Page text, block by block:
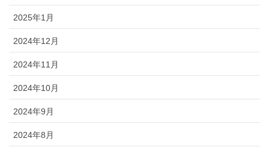
2025年1月
2024年12月
2024年11月
2024年10月
2024年9月
2024年8月